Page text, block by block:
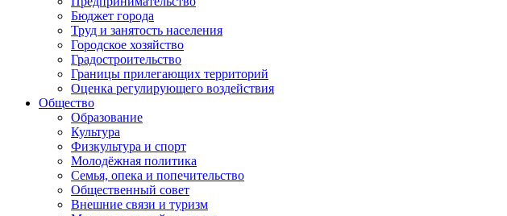
Бюджет города
Труд и занятость населения
Городское хозяйство
Градостроительство
Границы прилегающих территорий
Оценка регулирующего воздействия
Общество
Образование
Культура
Физкультура и спорт
Молодёжная политика
Семья, опека и попечительство
Общественный совет
Внешние связи и туризм